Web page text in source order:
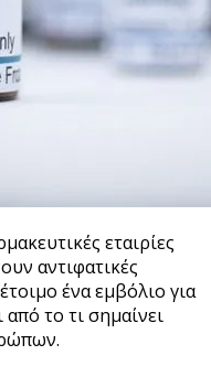
εταιρίες
αντιφατικές
ένα εμβόλιο για
το τι σημαίνει